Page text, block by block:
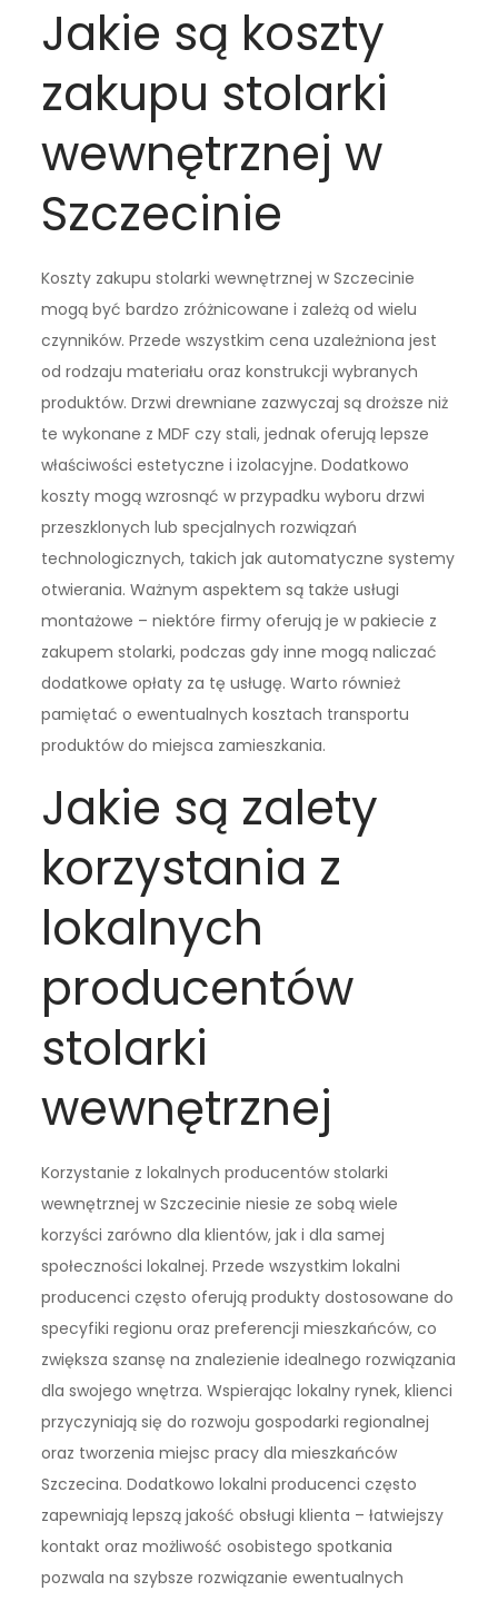
Jakie są koszty
zakupu stolarki
wewnętrznej w
Szczecinie
Koszty zakupu stolarki wewnętrznej w Szczecinie
mogą być bardzo zróżnicowane i zależą od wielu
czynników. Przede wszystkim cena uzależniona jest
od rodzaju materiału oraz konstrukcji wybranych
produktów. Drzwi drewniane zazwyczaj są droższe niż
te wykonane z MDF czy stali, jednak oferują lepsze
właściwości estetyczne i izolacyjne. Dodatkowo
koszty mogą wzrosnąć w przypadku wyboru drzwi
przeszklonych lub specjalnych rozwiązań
technologicznych, takich jak automatyczne systemy
otwierania. Ważnym aspektem są także usługi
montażowe – niektóre firmy oferują je w pakiecie z
zakupem stolarki, podczas gdy inne mogą naliczać
dodatkowe opłaty za tę usługę. Warto również
pamiętać o ewentualnych kosztach transportu
produktów do miejsca zamieszkania.
Jakie są zalety
korzystania z
lokalnych
producentów
stolarki
wewnętrznej
Korzystanie z lokalnych producentów stolarki
wewnętrznej w Szczecinie niesie ze sobą wiele
korzyści zarówno dla klientów, jak i dla samej
społeczności lokalnej. Przede wszystkim lokalni
producenci często oferują produkty dostosowane do
specyfiki regionu oraz preferencji mieszkańców, co
zwiększa szansę na znalezienie idealnego rozwiązania
dla swojego wnętrza. Wspierając lokalny rynek, klienci
przyczyniają się do rozwoju gospodarki regionalnej
oraz tworzenia miejsc pracy dla mieszkańców
Szczecina. Dodatkowo lokalni producenci często
zapewniają lepszą jakość obsługi klienta – łatwiejszy
kontakt oraz możliwość osobistego spotkania
pozwala na szybsze rozwiązanie ewentualnych